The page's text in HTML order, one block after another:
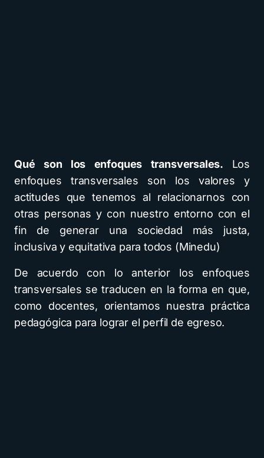
Qué son los enfoques transversales. Los
enfoques transversales son los valores y
actitudes que tenemos al relacionarnos con
otras personas y con nuestro entorno con el
fin de generar una sociedad más justa,
inclusiva y equitativa para todos (Minedu)
De acuerdo con lo anterior los enfoques
transversales se traducen en la forma en que,
como docentes, orientamos nuestra práctica
pedagógica para lograr el perfil de egreso.